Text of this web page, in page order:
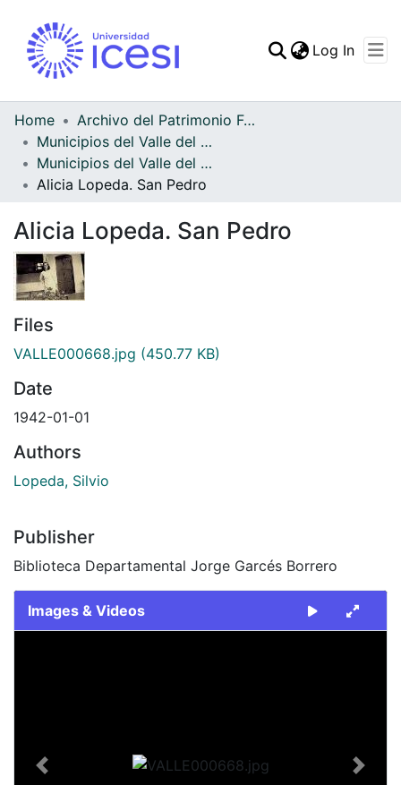
Log In
Home
Archivo del Patrimonio Fotográfico y Fílmico del Valle del Cauca
Municipios del Valle del Cauca
Municipios del Valle del Cauca
Alicia Lopeda. San Pedro
Alicia Lopeda. San Pedro
Files
VALLE000668.jpg (450.77 KB)
Date
1942-01-01
Authors
Lopeda, Silvio
Publisher
Biblioteca Departamental Jorge Garcés Borrero
Images & Videos
Previous Next